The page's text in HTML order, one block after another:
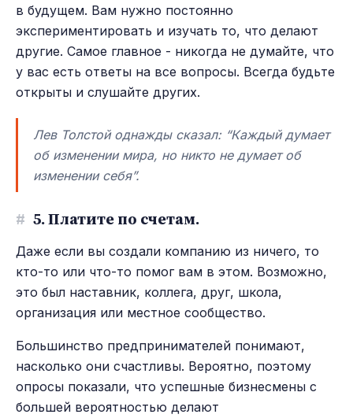
в будущем. Вам нужно постоянно
экспериментировать и изучать то, что делают
другие. Самое главное - никогда не думайте, что
у вас есть ответы на все вопросы. Всегда будьте
открыты и слушайте других.
Лев Толстой однажды сказал: “Каждый думает
об изменении мира, но никто не думает об
изменении себя”.
# 5. Платите по счетам.
Даже если вы создали компанию из ничего, то
кто-то или что-то помог вам в этом. Возможно,
это был наставник, коллега, друг, школа,
организация или местное сообщество.
Большинство предпринимателей понимают,
насколько они счастливы. Вероятно, поэтому
опросы показали, что успешные бизнесмены с
большей вероятностью делают